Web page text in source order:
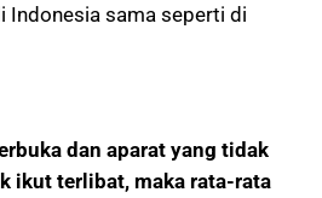
Indonesia sama seperti di
dan aparat yang tidak
ikut terlibat, maka rata-rata